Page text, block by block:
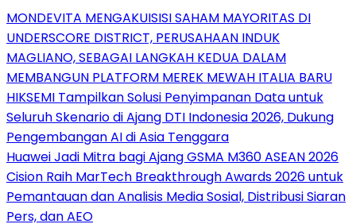
MONDEVITA MENGAKUISISI SAHAM MAYORITAS DI
UNDERSCORE DISTRICT, PERUSAHAAN INDUK
MAGLIANO, SEBAGAI LANGKAH KEDUA DALAM
MEMBANGUN PLATFORM MEREK MEWAH ITALIA BARU
HIKSEMI Tampilkan Solusi Penyimpanan Data untuk
Seluruh Skenario di Ajang DTI Indonesia 2026, Dukung
Pengembangan AI di Asia Tenggara
Huawei Jadi Mitra bagi Ajang GSMA M360 ASEAN 2026
Cision Raih MarTech Breakthrough Awards 2026 untuk
Pemantauan dan Analisis Media Sosial, Distribusi Siaran
Pers, dan AEO